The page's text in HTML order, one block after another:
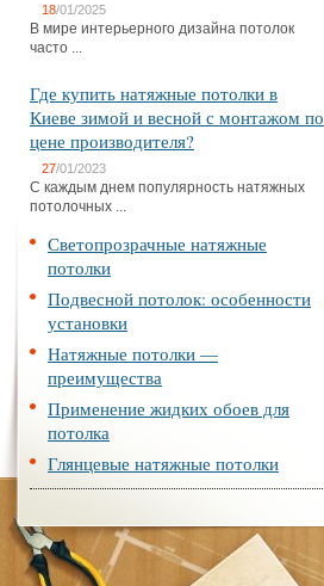
18/01/2025
В мире интерьерного дизайна потолок
часто ...
Где купить натяжные потолки в
Киеве зимой и весной с монтажом по
цене производителя?
27/01/2023
С каждым днем популярность натяжных
потолочных ...
Светопрозрачные натяжные
потолки
Подвесной потолок: особенности
установки
Натяжные потолки —
преимущества
Применение жидких обоев для
потолка
Глянцевые натяжные потолки